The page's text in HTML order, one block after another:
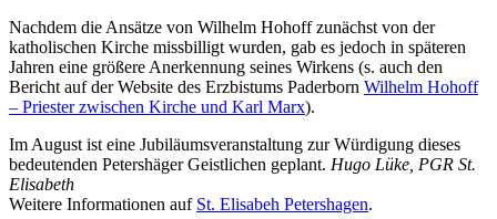
Nachdem die Ansätze von Wilhelm Hohoff zunächst von der
katholischen Kirche missbilligt wurden, gab es jedoch in späteren
Jahren eine größere Anerkennung seines Wirkens (s. auch den
Bericht auf der Website des Erzbistums Paderborn Wilhelm Hohoff
– Priester zwischen Kirche und Karl Marx).
Im August ist eine Jubiläumsveranstaltung zur Würdigung dieses
bedeutenden Petershäger Geistlichen geplant. Hugo Lüke, PGR St.
Elisabeth
Weitere Informationen auf St. Elisabeh Petershagen.